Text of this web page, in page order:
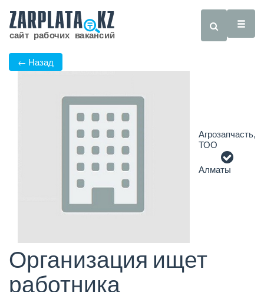
← Назад
Агрозапчасть,
ТОО
Алматы
Организация ищет
работника